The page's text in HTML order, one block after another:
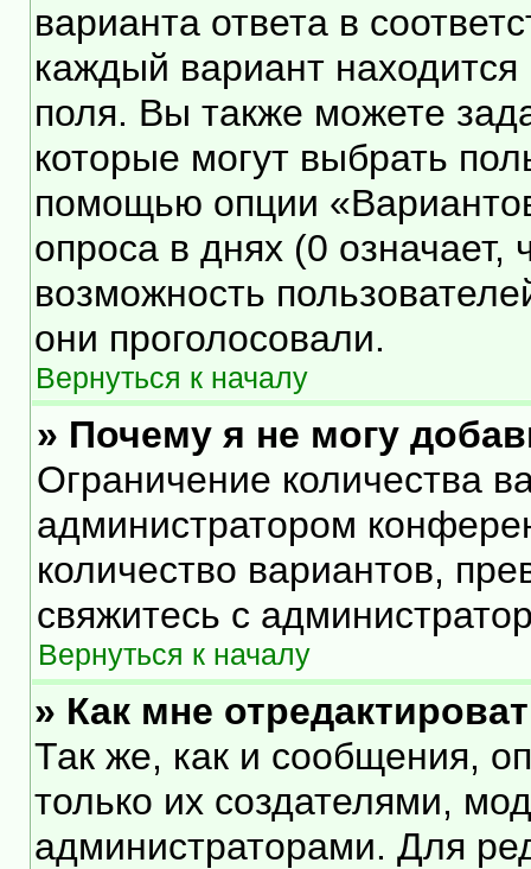
варианта ответа в
каждый вариант находится
поля. Вы также можете
которые могут выбрать
помощью опции
опроса в днях (0 означает,
возможность
они проголосовали.
Вернуться к началу
» Почему я не могу
Ограничение количества
администратором
количество вариантов,
свяжитесь с
Вернуться к началу
» Как мне
Так же, как и сообщения,
только их создателями,
администраторами. Для